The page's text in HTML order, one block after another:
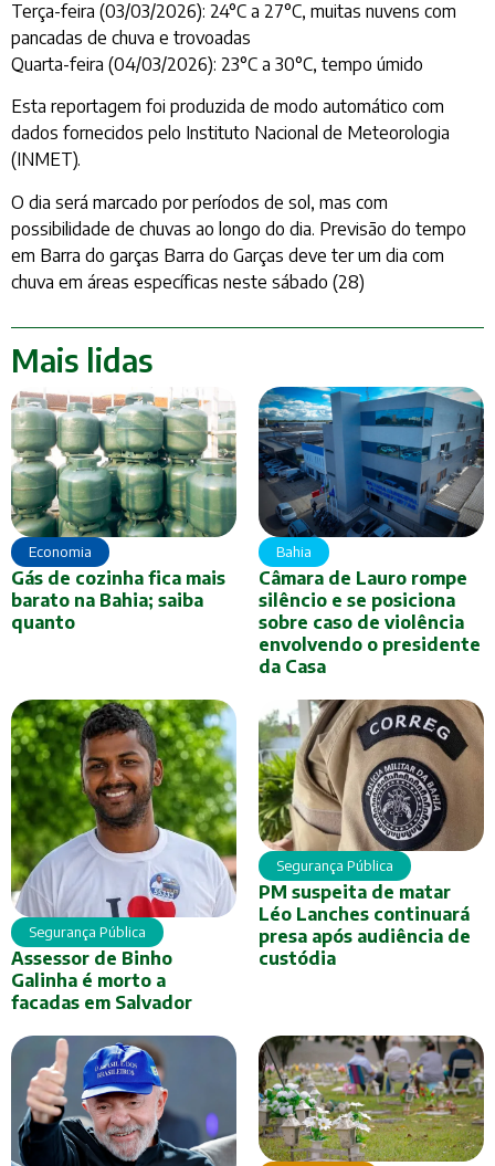
Terça-feira (03/03/2026): 24°C a 27°C, muitas nuvens com
pancadas de chuva e trovoadas
Quarta-feira (04/03/2026): 23°C a 30°C, tempo úmido
Esta reportagem foi produzida de modo automático com
dados fornecidos pelo Instituto Nacional de Meteorologia
(INMET).
O dia será marcado por períodos de sol, mas com
possibilidade de chuvas ao longo do dia. Previsão do tempo
em Barra do garças Barra do Garças deve ter um dia com
chuva em áreas específicas neste sábado (28)
Mais lidas
Economia
Gás de cozinha fica mais
barato na Bahia; saiba
quanto
Bahia
Câmara de Lauro rompe
silêncio e se posiciona
sobre caso de violência
envolvendo o presidente
da Casa
Segurança Pública
Assessor de Binho
Galinha é morto a
facadas em Salvador
Segurança Pública
PM suspeita de matar
Léo Lanches continuará
presa após audiência de
custódia